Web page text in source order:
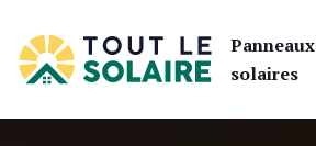
Panneaux
solaires